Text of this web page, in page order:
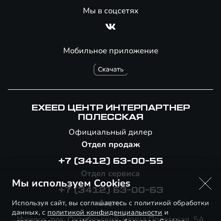
Мобильное приложение
Мы в соцсетях
EXEED ЦЕНТР ИНТЕРПАРТНЕР
ПОЛЕССКАЯ
Официальный дилер
Отдел продаж
+7 (3412) 63-00-55
Отдел сервиса
+7 (3412) 63-00-63
Адрес
Мы используем Cookies
Используя сайт, вы соглашаетесь с политикой обработки
данных, с политикой конфиденциальности и